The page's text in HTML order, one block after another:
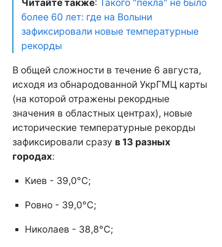
Читайте также: Такого "пекла" не было
более 60 лет: где на Волыни
зафиксировали новые температурные
рекорды
В общей сложности в течение 6 августа,
исходя из обнародованной УкрГМЦ карты
(на которой отражены рекордные
значения в областных центрах), новые
исторические температурные рекорды
зафиксировали сразу в 13 разных
городах:
Киев - 39,0°C;
Ровно - 39,0°C;
Николаев - 38,8°C;